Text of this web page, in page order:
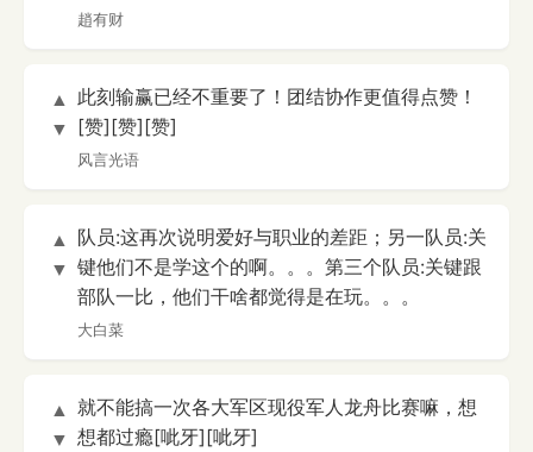
趙有财
▲
▼
此刻输赢已经不重要了！团结协作更值得点赞！
[赞][赞][赞]
风言光语
▲
▼
队员:这再次说明爱好与职业的差距；另一队员:关
键他们不是学这个的啊。。。第三个队员:关键跟
部队一比，他们干啥都觉得是在玩。。。
大白菜
▲
▼
就不能搞一次各大军区现役军人龙舟比赛嘛，想
想都过瘾[呲牙][呲牙]